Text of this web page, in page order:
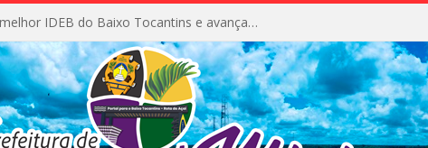
Igarapé-Miri conquista o melhor IDEB do Baixo Tocantins e avança na qualidade da educação pública